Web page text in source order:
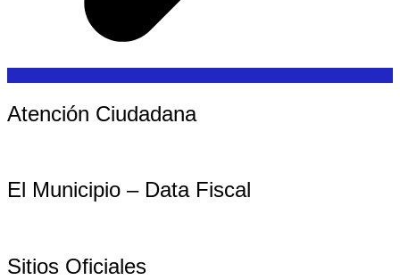
Atención Ciudadana
El Municipio – Data Fiscal
Sitios Oficiales